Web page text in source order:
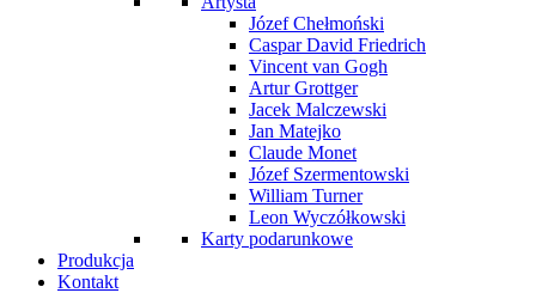
Józef Chełmoński
Caspar David Friedrich
Vincent van Gogh
Artur Grottger
Jacek Malczewski
Jan Matejko
Claude Monet
Józef Szermentowski
William Turner
Leon Wyczółkowski
Karty podarunkowe
Produkcja
Kontakt